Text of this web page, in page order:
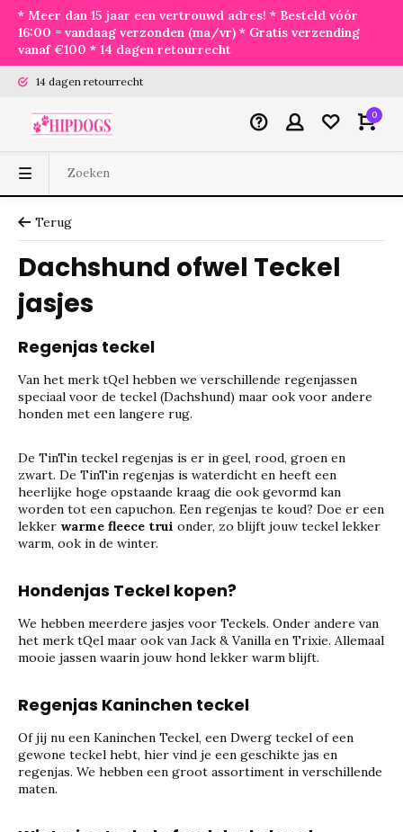
* Meer dan 15 jaar een vertrouwd adres! * Besteld vóór
16:00 = vandaag verzonden (ma/vr) * Gratis verzending
vanaf €100 * 14 dagen retourrecht
14 dagen retourrecht
0
Terug
Dachshund ofwel Teckel
jasjes
Regenjas teckel
Van het merk tQel hebben we verschillende regenjassen
speciaal voor de teckel (Dachshund) maar ook voor andere
honden met een langere rug.
De TinTin teckel regenjas is er in geel, rood, groen en
zwart. De TinTin regenjas is waterdicht en heeft een
heerlijke hoge opstaande kraag die ook gevormd kan
worden tot een capuchon. Een regenjas te koud? Doe er een
lekker warme fleece trui onder, zo blijft jouw teckel lekker
warm, ook in de winter.
Hondenjas Teckel kopen?
We hebben meerdere jasjes voor Teckels. Onder andere van
het merk tQel maar ook van Jack & Vanilla en Trixie. Allemaal
mooie jassen waarin jouw hond lekker warm blijft.
Regenjas Kaninchen teckel
Of jij nu een Kaninchen Teckel, een Dwerg teckel of een
gewone teckel hebt, hier vind je een geschikte jas en
regenjas. We hebben een groot assortiment in verschillende
maten.